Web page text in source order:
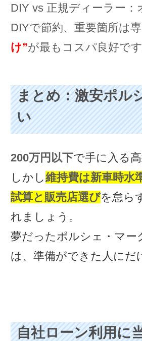
DIY vs 正規ディーラー
DIYで節約、重要箇所は
け”が最もコスパ良好です
まとめ：激安ポル
い
200万円以下で手に入る
しかし維持費は新車時水
試算と販売店選びを怠ら
れましょう。
夢だったポルシェ・マ
は、準備ができた人にだ
自社ローン利用に